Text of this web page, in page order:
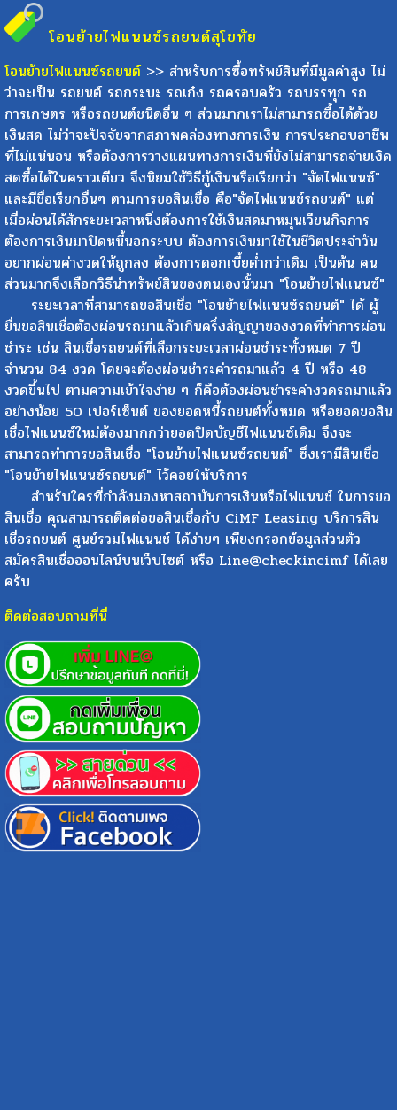
โอนย้ายไฟแนนซ์รถยนต์สุโขทัย
โอนย้ายไฟแนนซ์รถยนต์ >> สำหรับการซื้อทรัพย์สินที่มีมูลค่าสูง ไม่
ว่าจะเป็น รถยนต์ รถกระบะ รถเก๋ง รถครอบครัว รถบรรทุก รถ
การเกษตร หรือรถยนต์ชนิดอื่น ๆ ส่วนมากเราไม่สามารถซื้อได้ด้วย
เงินสด ไม่ว่าจะปัจจัยจากสภาพคล่องทางการเงิน การประกอบอาชีพ
ที่ไม่แน่นอน หรือต้องการวางแผนทางการเงินที่ยังไม่สามารถจ่ายเงิด
สดซื้อได้ในคราวเดียว จึงนิยมใช้วิธีกู้เงินหรือเรียกว่า "จัดไฟแนนซ์"
และมีชื่อเรียกอื่นๆ ตามการขอสินเชื่อ คือ"จัดไฟแนนช์รถยนต์" แต่
เมื่อผ่อนได้สักระยะเวลาหนึ่งต้องการใช้เงินสดมาหมุนเวียนกิจการ
ต้องการเงินมาปิดหนี้นอกระบบ ต้องการเงินมาใช้ในชีวิตประจำวัน
อยากผ่อนค่างวดให้ถูกลง ต้องการดอกเบี้ยต่ำกว่าเดิม เป็นต้น คน
ส่วนมากจึงเลือกวิธีนำทรัพย์สินของตนเองนั้นมา "โอนย้ายไฟเเนนซ์"
ระยะเวลาที่สามารถขอสินเชื่อ "โอนย้ายไฟเเนนซ์รถยนต์" ได้ ผู้
ยื่นขอสินเชื่อต้องผ่อนรถมาแล้วเกินครึ่งสัญญาของงวดที่ทำการผ่อน
ชำระ เช่น สินเชื่อรถยนต์ที่เลือกระยะเวลาผ่อนชำระทั้งหมด 7 ปี
จำนวน 84 งวด โดยจะต้องผ่อนชำระค่ารถมาแล้ว 4 ปี หรือ 48
งวดขึ้นไป ตามความเข้าใจง่าย ๆ ก็คือต้องผ่อนชำระค่างวดรถมาแล้ว
อย่างน้อย 50 เปอร์เซ็นต์ ของยอดหนี้รถยนต์ทั้งหมด หรือยอดขอสิน
เชื่อไฟแนนซ์ใหม่ต้องมากกว่ายอดปิดบัญชีไฟแนนซ์เดิม จึงจะ
สามารถทำการขอสินเชื่อ "โอนย้ายไฟแนนซ์รถยนต์" ซึ่งเรามีสินเชื่อ
"โอนย้ายไฟเเนนซ์รถยนต์" ไว้คอยให้บริการ
สำหรับใครที่กำลังมองหาสถาบันการเงินหรือไฟแนนช์ ในการขอ
สินเชื่อ คุณสามารถติดต่อขอสินเชื่อกับ CiMF Leasing บริการสิน
เชื่อรถยนต์ ศูนย์รวมไฟแนนช์ ได้ง่ายๆ เพียงกรอกข้อมูลส่วนตัว
สมัครสินเชื่อออนไลน์บนเว็บไซต์ หรือ Line@checkincimf ได้เลย
ครับ
ติดต่อสอบถามที่นี่